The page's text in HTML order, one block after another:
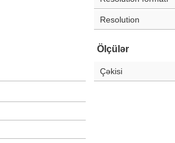
Resolution
Ölçülər
Çəkisi